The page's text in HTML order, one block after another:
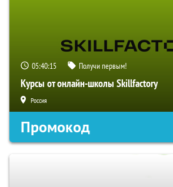
05:40:14 Получи первым!
Курсы от онлайн-школы Skillfactory
Россия
Промокод